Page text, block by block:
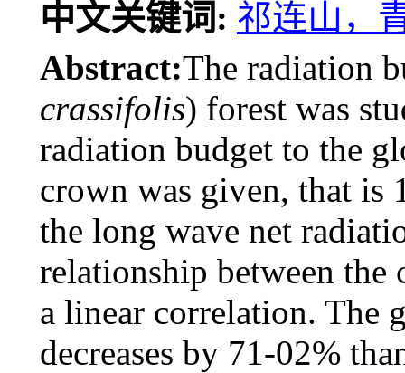
中文关键词: 祁连山，
Abstract:The radiation
crassifolis) forest was
radiation budget to the
crown was given, that is
the long wave net
relationship between the
a linear correlation. The
decreases by 71-02%